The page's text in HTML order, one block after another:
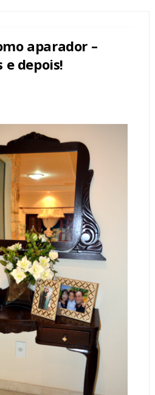
aparador –
depois!